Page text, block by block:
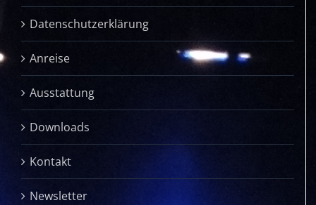
Datenschutzerklärung
Anreise
Ausstattung
Downloads
Kontakt
Newsletter